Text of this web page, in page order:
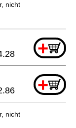
nicht bestellbar
+
+
nicht bestellbar